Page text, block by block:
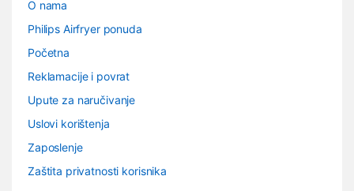
O nama
Philips Airfryer ponuda
Početna
Reklamacije i povrat
Upute za naručivanje
Uslovi korištenja
Zaposlenje
Zaštita privatnosti korisnika